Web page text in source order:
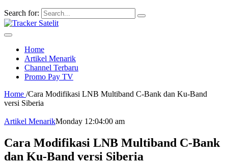
Search for:
Home
Artikel Menarik
Channel Terbaru
Promo Pay TV
Home /Cara Modifikasi LNB Multiband C-Bank dan Ku-Band
versi Siberia
Artikel MenarikMonday 12:04:00 am
Cara Modifikasi LNB Multiband C-Bank
dan Ku-Band versi Siberia